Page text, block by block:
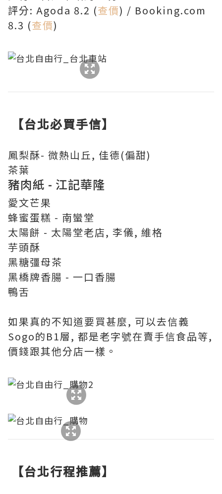
評分: Agoda 8.2 (查價) / Booking.com
8.3 (查價)
【台北必買手信】
鳳梨酥- 微熱山丘, 佳德(偏甜)
茶葉
豬肉紙 - 江記華隆
愛文芒果
蜂蜜蛋糕 - 南蠻堂
太陽餅 - 太陽堂老店, 李儀, 維格
芋頭酥
黑糖彊母茶
黑橋牌香腸 - 一口香腸
鴨舌
如果真的不知道要買甚麼, 可以去信義
Sogo的B1層, 都是老字號在賣手信食品等,
價錢跟其他分店一樣。
【台北行程推薦】